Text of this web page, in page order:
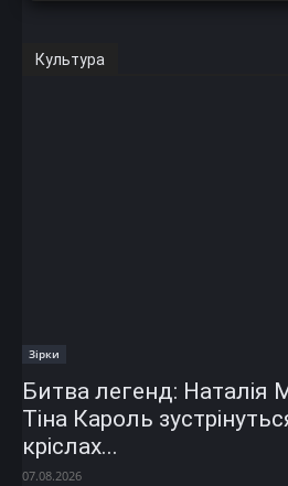
Культура
Зірки
Битва легенд: Наталія
Тіна Кароль
кріслах...
07.08.2026